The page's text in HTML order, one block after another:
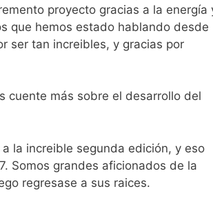
proyecto gracias a la energía
que hemos estado hablando desde
ser tan increibles, y gracias por
cuente más sobre el desarrollo del
la increible segunda edición, y eso
Somos grandes aficionados de la
regresase a sus raices.